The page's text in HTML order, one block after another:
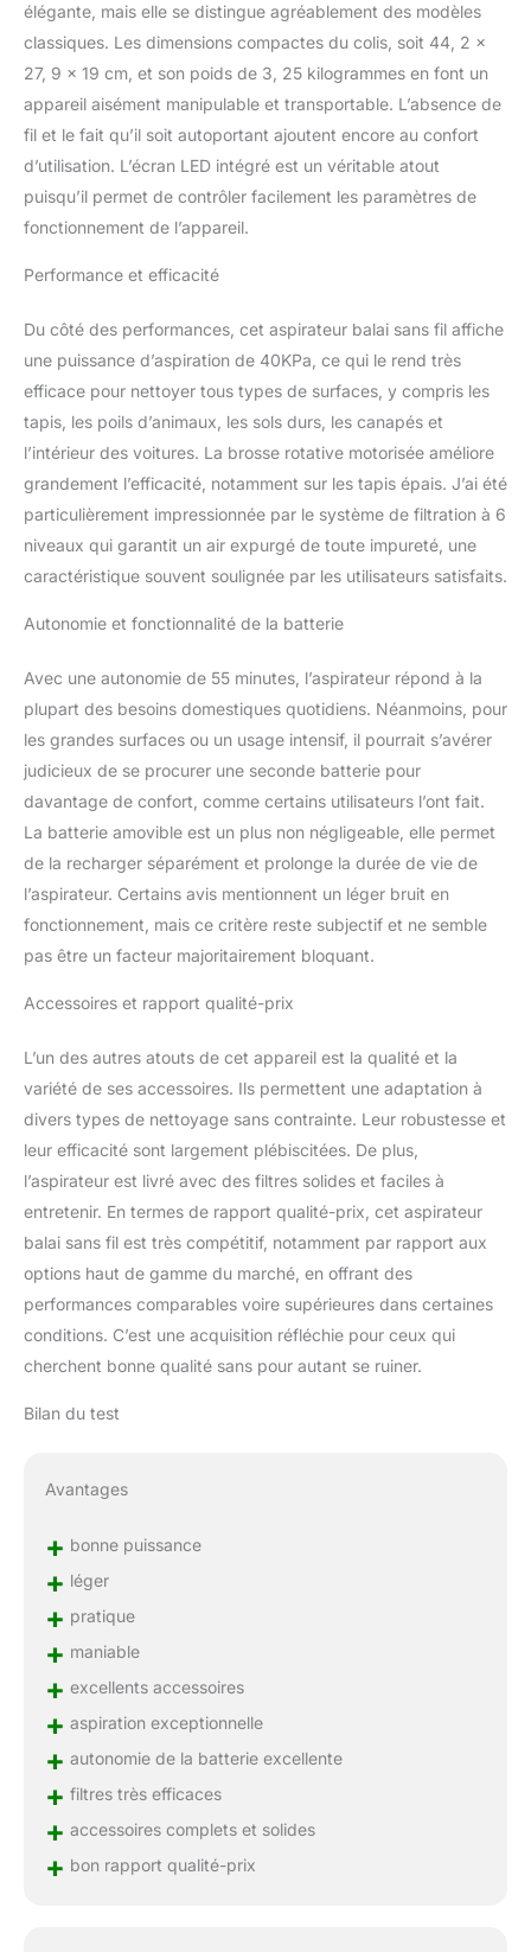
pouvez choisir entre 2
modes d'aspiration, très
approprié pour différentes
occasions. L'aspirateur
séchage en forme de V
peut soulever la saleté et
les poils d'animaux
capturés des tapis et des
parfait pour la famille des
animaux de compagnie.
L'aspirateur sans fil peut
pivoter à 90°/165° sans
coins morts sous les
meubles et les lits. Les 4
l'aspirateur éclairent les
coins sombres. L'écran
LED intelligent de cet
aspirateur à main sans fil
l'état de la batterie et du
aide à mieux surveiller
l'état de l'aspirateur à
main sans fil pour
contrôler la charge de la
batterie en temps réel, de
sorte que vous avez
Obtenez une vue
d'ensemble plus claire et
plus intuitive de l'état
d'utilisation de votre
design indépendant, ces
aspirateurs ménagers
sans fil vous permettent
Livré avec une brosse à
poussière, un outil long et
un tube télescopique qui
peut être facilement
portable sans fil pour
travailler sur le lit, le
canapé, la table, la voiture,
le camping-car et les
tels que le plafond. Cet
aspirateur sans fil est
équipé d'un système de
élégante, mais elle se distingue agréablement des modèles
classiques. Les dimensions compactes du colis, soit 44, 2 x
27, 9 x 19 cm, et son poids de 3, 25 kilogrammes en font un
appareil aisément manipulable et transportable. L’absence de
fil et le fait qu’il soit autoportant ajoutent encore au confort
d’utilisation. L’écran LED intégré est un véritable atout
puisqu’il permet de contrôler facilement les paramètres de
fonctionnement de l’appareil.
Performance et efficacité
Du côté des performances, cet aspirateur balai sans fil affiche
une puissance d’aspiration de 40KPa, ce qui le rend très
efficace pour nettoyer tous types de surfaces, y compris les
tapis, les poils d’animaux, les sols durs, les canapés et
l’intérieur des voitures. La brosse rotative motorisée améliore
grandement l’efficacité, notamment sur les tapis épais. J’ai été
particulièrement impressionnée par le système de filtration à 6
niveaux qui garantit un air expurgé de toute impureté, une
caractéristique souvent soulignée par les utilisateurs satisfaits.
Autonomie et fonctionnalité de la batterie
Avec une autonomie de 55 minutes, l’aspirateur répond à la
plupart des besoins domestiques quotidiens. Néanmoins, pour
les grandes surfaces ou un usage intensif, il pourrait s’avérer
judicieux de se procurer une seconde batterie pour
davantage de confort, comme certains utilisateurs l’ont fait.
La batterie amovible est un plus non négligeable, elle permet
de la recharger séparément et prolonge la durée de vie de
l’aspirateur. Certains avis mentionnent un léger bruit en
fonctionnement, mais ce critère reste subjectif et ne semble
pas être un facteur majoritairement bloquant.
Accessoires et rapport qualité-prix
L’un des autres atouts de cet appareil est la qualité et la
variété de ses accessoires. Ils permettent une adaptation à
divers types de nettoyage sans contrainte. Leur robustesse et
leur efficacité sont largement plébiscitées. De plus,
l’aspirateur est livré avec des filtres solides et faciles à
entretenir. En termes de rapport qualité-prix, cet aspirateur
balai sans fil est très compétitif, notamment par rapport aux
options haut de gamme du marché, en offrant des
performances comparables voire supérieures dans certaines
conditions. C’est une acquisition réfléchie pour ceux qui
cherchent bonne qualité sans pour autant se ruiner.
Bilan du test
Avantages
+ bonne puissance
+ léger
+ pratique
+ maniable
+ excellents accessoires
+ aspiration exceptionnelle
+ autonomie de la batterie excellente
+ filtres très efficaces
+ accessoires complets et solides
+ bon rapport qualité-prix